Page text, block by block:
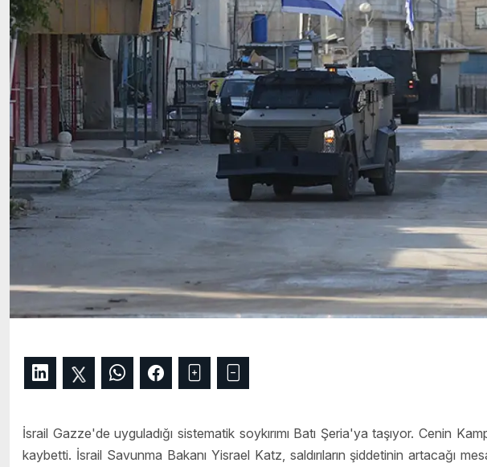
İsrail Gazze'de uyguladığı sistematik soykırımı Batı Şeria'ya taşıyor. Cenin
kaybetti. İsrail Savunma Bakanı Yisrael Katz, saldırıların şiddetinin artacağı